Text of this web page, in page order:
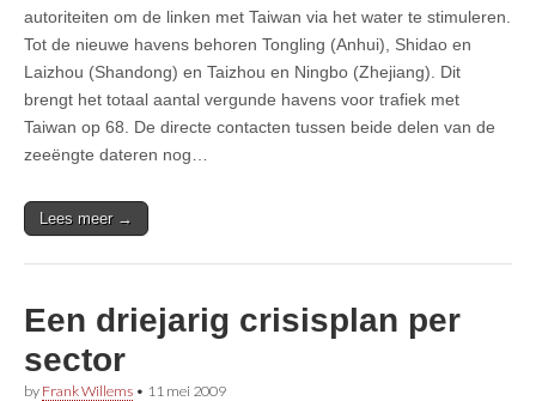
autoriteiten om de linken met Taiwan via het water te stimuleren.
Tot de nieuwe havens behoren Tongling (Anhui), Shidao en
Laizhou (Shandong) en Taizhou en Ningbo (Zhejiang). Dit
brengt het totaal aantal vergunde havens voor trafiek met
Taiwan op 68. De directe contacten tussen beide delen van de
zeeëngte dateren nog…
Lees meer →
Een driejarig crisisplan per
sector
by Frank Willems • 11 mei 2009